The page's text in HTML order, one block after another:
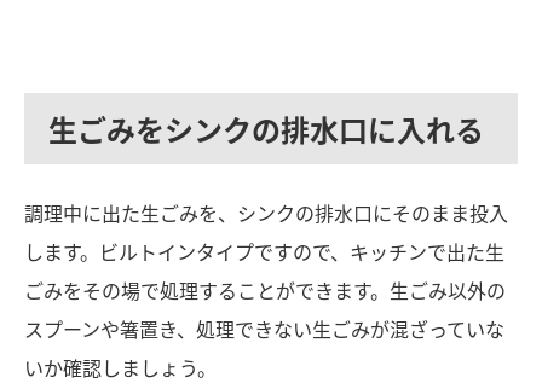
生ごみをシンクの排水口に入れる
調理中に出た生ごみを、シンクの排水口にそのまま投入
します。ビルトインタイプですので、キッチンで出た生
ごみをその場で処理することができます。 生ごみ以外の
スプーンや箸置き、処理できない生ごみが混ざっていな
いか確認しましょう。